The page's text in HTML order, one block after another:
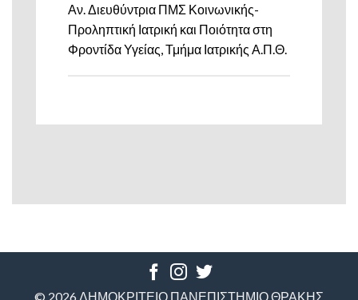
Αν. Διευθύντρια ΠΜΣ Κοινωνικής-
Προληπτική Ιατρική και Ποιότητα στη
Φροντίδα Υγείας, Τμήμα Ιατρικής Α.Π.Θ.
© 2026 ΔΗΜΟΚΡΙΤΕΙΟ ΠΑΝΕΠΙΣΤΗΜΙΟ ΘΡΑΚΗΣ